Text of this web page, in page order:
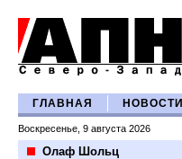
ГЛАВНАЯ НОВОСТИ
Воскресенье, 9 августа 2026
Олаф Шольц